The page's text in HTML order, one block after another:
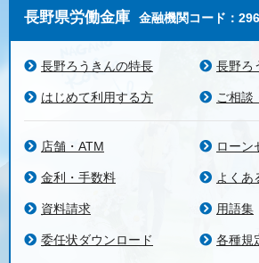
長野県労働金庫 金融機関コード：
長野ろうきんの特長 長野ろ
はじめて利用する方 ご相談
店舗・ATM ローン
金利・手数料 よくあ
資料請求 用語集
委任状ダウンロード 各種規